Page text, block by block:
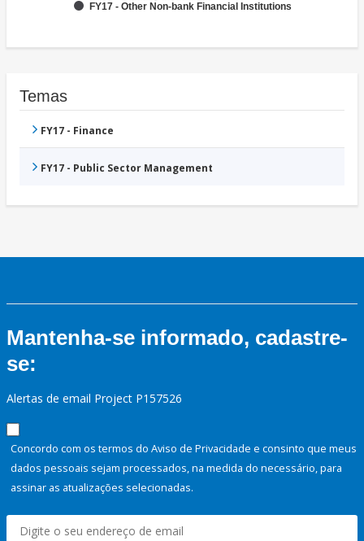
FY17 - Other Non-bank Financial Institutions
Temas
FY17 - Finance
FY17 - Public Sector Management
Mantenha-se informado, cadastre-
se:
Alertas de email Project P157526
Concordo com os termos do Aviso de Privacidade e consinto que meus
dados pessoais sejam processados, na medida do necessário, para
assinar as atualizações selecionadas.